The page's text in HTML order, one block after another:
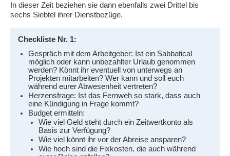
In dieser Zeit beziehen sie dann ebenfalls zwei Drittel bis
sechs Siebtel ihrer Dienstbezüge.
Checkliste Nr. 1:
Gespräch mit dem Arbeitgeber: Ist ein Sabbatical
möglich oder kann unbezahlter Urlaub genommen
werden? Könnt ihr eventuell von unterwegs an
Projekten mitarbeiten? Wer kann und soll euch
während eurer Abwesenheit vertreten?
Herzensfrage: Ist das Fernweh so stark, dass auch
eine Kündigung in Frage kommt?
Budget ermitteln:
Wie viel Geld steht durch ein Zeitwertkonto als
Basis zur Verfügung?
Wie viel könnt ihr vor der Abreise ansparen?
Wie hoch sind die Fixkosten, die auch während